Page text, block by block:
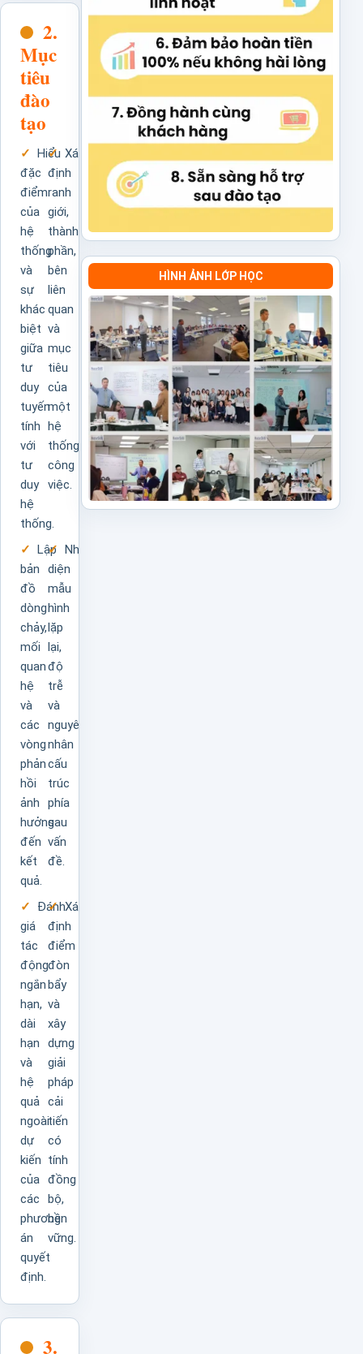
2.
Mục
tiêu
đào
tạo
Hiểu
đặc
điểm
của
hệ
thống
và
sự
khác
biệt
giữa
tư
duy
tuyến
tính
với
tư
duy
hệ
thống.
Xác
định
ranh
giới,
thành
phần,
bên
liên
quan
và
mục
tiêu
của
một
hệ
thống
công
việc.
Lập
bản
đồ
dòng
chảy,
mối
quan
hệ
và
các
vòng
phản
hồi
ảnh
hưởng
đến
kết
quả.
Nhận
diện
mẫu
hình
lặp
lại,
độ
trễ
và
nguyên
nhân
cấu
trúc
phía
sau
vấn
đề.
Đánh
giá
tác
động
ngắn
hạn,
dài
hạn
và
hệ
quả
ngoài
dự
kiến
của
các
phương
án
quyết
định.
Xác
định
điểm
đòn
bẩy
và
xây
dựng
giải
pháp
cải
tiến
có
tính
đồng
bộ,
bền
vững.
3.
HÌNH ẢNH LỚP HỌC